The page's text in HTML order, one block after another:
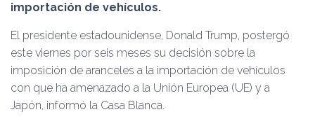
importación de vehículos.
El presidente estadounidense, Donald Trump, postergó
este viernes por seis meses su decisión sobre la
imposición de aranceles a la importación de vehículos
con que ha amenazado a la Unión Europea (UE) y a
Japón, informó la Casa Blanca.